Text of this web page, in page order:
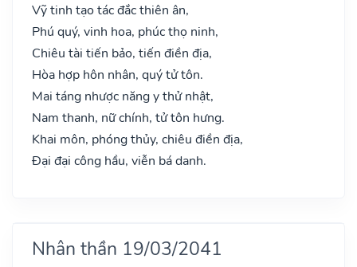
Vỹ tinh tạo tác đắc thiên ân,
Phú quý, vinh hoa, phúc thọ ninh,
Chiêu tài tiến bảo, tiến điền địa,
Hòa hợp hôn nhân, quý tử tôn.
Mai táng nhược năng y thử nhật,
Nam thanh, nữ chính, tử tôn hưng.
Khai môn, phóng thủy, chiêu điền địa,
Đại đại công hầu, viễn bá danh.
Nhân thần 19/03/2041